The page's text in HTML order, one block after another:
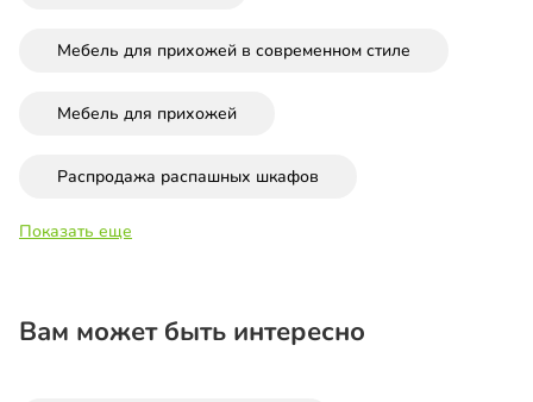
Мебель для прихожей в современном стиле
Мебель для прихожей
Распродажа распашных шкафов
Показать еще
Вам может быть интересно